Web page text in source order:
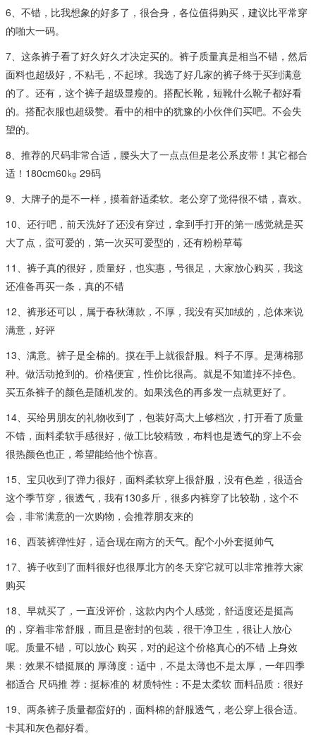
6、不错，比我想象的好多了，很合身，各位值得购买，建议比平常穿
的啪大一码。
7、这条裤子看了好久好久才决定买的。裤子质量真是相当不错，然后
面料也超级好，不粘毛，不起球。我选了好几家的裤子终于买到满意
的了。还有，这个裤子超级显瘦的。搭配长靴，短靴什么靴子都好看
的。搭配衣服也超级赞。看中的相中的犹豫的小伙伴们买吧。不会失
望的。
8、推荐的尺码非常合适，腰头大了一点点但是老公系皮带！其它都合
适！180cm60㎏ 29码
9、大牌子的是不一样，摸着舒适柔软。老公穿了觉得很不错，喜欢。
10、还行吧，前天洗好了还没有穿过，拿到手打开的第一感觉就是买
大了点，蛮可爱的，第一次买可爱型的，还有粉粉草莓
11、裤子真的很好，质量好，也实惠，号很足，大家放心购买，我这
还准备再买一条，真的不错
12、裤形还可以，属于春秋薄款，不厚，我没有买加绒的，总体来说
满意，好评
13、满意。裤子是全棉的。摸在手上就很舒服。料子不厚。是薄棉那
种。做活动抢到的。价格便宜，性价比很高。就是不知道掉不掉色。
买五条裤子的颜色是随机发的。如果浅色的再多发一点就更好了。
14、买给男朋友的礼物收到了，包装好高大上够档次，打开看了质量
不错，面料柔软手感很好，做工比较精致，布料也是透气的穿上不会
很热颜色也正，希望能给他个惊喜。
15、宝贝收到了弹力很好，面料柔软穿上很舒服，没有色差，很适合
这个季节穿，很透气，我有130多斤，很多内裤穿了比较勒，这个不
会，非常满意的一次购物，会推荐朋友来的
16、西装裤弹性好，适合现在南方的天气。配个小外套挺帅气
17、裤子收到了面料很好也很厚北方的冬天穿它就可以非常推荐大家
购买
18、早就买了，一直没评价，这款内内个人感觉，舒适度还是挺高
的，穿着非常舒服，而且是密封的包装，很干净卫生，很让人放心
呢。质量不错，可以放心 购买，对的起这个价格真心的不错 上身效
果：效果不错挺展的 厚薄度：适中，不是太薄也不是太厚，一年四季
都适合 尺码推 荐：挺标准的 材质特性：不是太柔软 面料品质：很好
19、两条裤子质量都蛮好的，面料棉的舒服透气，老公穿上很合适。
卡其和灰色都好看。